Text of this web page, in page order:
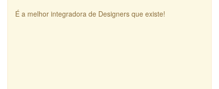
É a melhor integradora de Designers que existe!